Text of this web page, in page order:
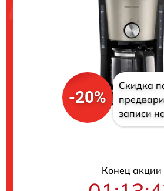
-20%
Скидка
записи
Конец акции